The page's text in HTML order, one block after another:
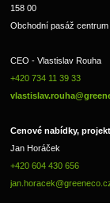
158 00
Obchodní pasáž
CEO - Vlastislav Rouha
+420 734 11 39 33
Cenové nabídky,
Jan Horáček
+420 604 430 656